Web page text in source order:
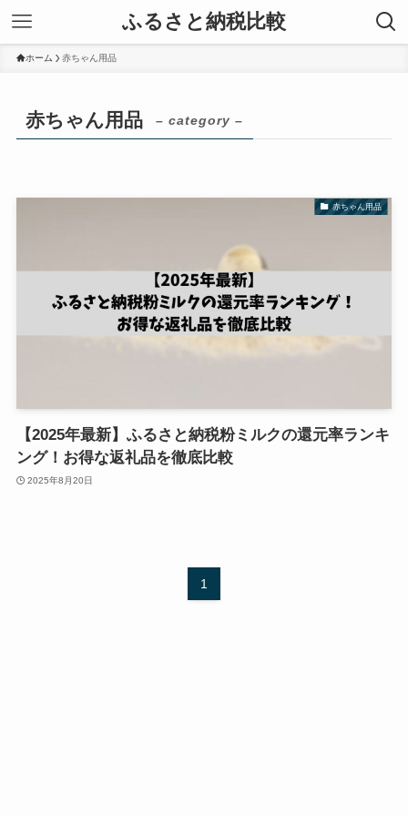
ふるさと納税比較
ホーム 赤ちゃん用品
赤ちゃん用品 – category –
赤ちゃん用品
【2025年最新】ふるさと納税粉ミルクの還元率ランキ
ング！お得な返礼品を徹底比較
2025年8月20日
1